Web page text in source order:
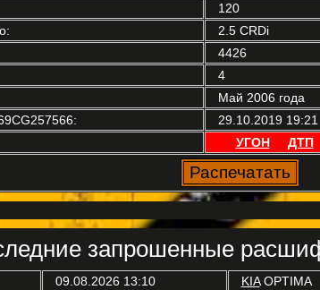
120
2.5 CRDi
4426
4
Май 2006 года
29.10.2019 19:21
УГОН ДТП
запрошенные
09.08.2026 13:10 KIAOPTIMA